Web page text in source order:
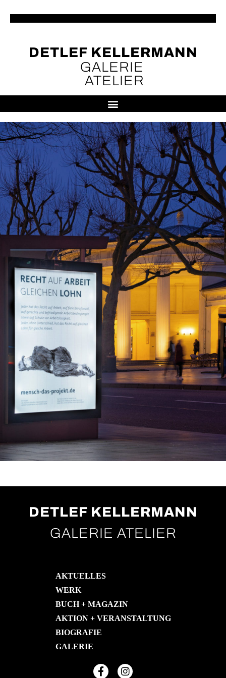
DETLEF KELLERMANN
GALERIE
ATELIER
DETLEF KELLERMANN
GALERIE ATELIER
AKTUELLES
WERK
BUCH + MAGAZIN
AKTION + VERANSTALTUNG
BIOGRAFIE
GALERIE